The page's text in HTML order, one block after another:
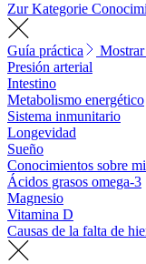
Zur Kategorie
Guía práctica
Presión arterial
Intestino
Metabolismo energético
Sistema inmunitario
Longevidad
Sueño
Conocimientos sobre
Ácidos grasos omega-3
Magnesio
Vitamina D
Causas de la falta de